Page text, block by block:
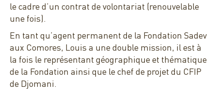
le cadre d’un contrat de volontariat (renouvelable
une fois).
En tant qu’agent permanent de la Fondation Sadev
aux Comores, Louis a une double mission, il est à
la fois le représentant géographique et thématique
de la Fondation ainsi que le chef de projet du CFIP
de Djomani.